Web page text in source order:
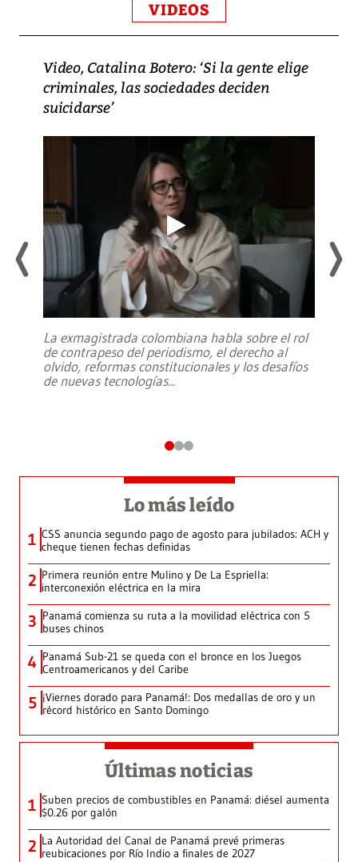
VIDEOS
Video, Catalina Botero: ‘Si la gente elige
criminales, las sociedades deciden
suicidarse’
La exmagistrada colombiana habla sobre el rol
de contrapeso del periodismo, el derecho al
olvido, reformas constitucionales y los desafíos
de nuevas tecnologías...
Lo más leído
1 CSS anuncia segundo pago de agosto para jubilados: ACH y
cheque tienen fechas definidas
2 Primera reunión entre Mulino y De La Espriella:
interconexión eléctrica en la mira
3 Panamá comienza su ruta a la movilidad eléctrica con 5
buses chinos
4 Panamá Sub-21 se queda con el bronce en los Juegos
Centroamericanos y del Caribe
5 ¡Viernes dorado para Panamá!: Dos medallas de oro y un
récord histórico en Santo Domingo
Últimas noticias
1 Suben precios de combustibles en Panamá: diésel aumenta
$0.26 por galón
2 La Autoridad del Canal de Panamá prevé primeras
reubicaciones por Río Indio a finales de 2027